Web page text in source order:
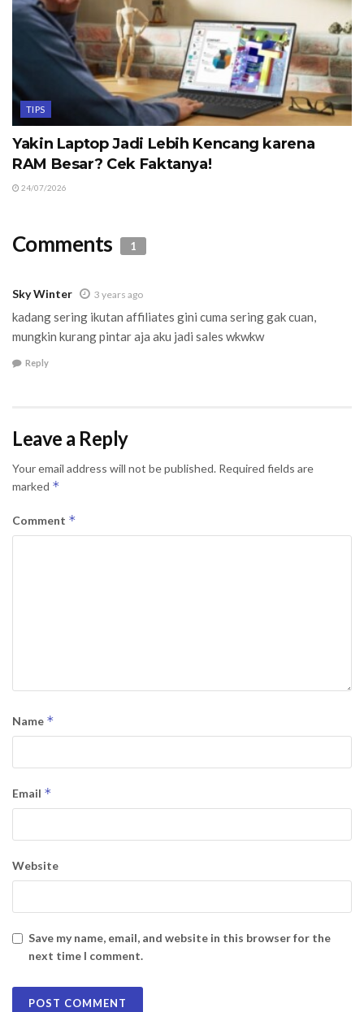
TIPS
Yakin Laptop Jadi Lebih Kencang karena
RAM Besar? Cek Faktanya!
24/07/2026
Comments 1
Sky Winter 3 years ago
kadang sering ikutan affiliates gini cuma sering gak cuan,
mungkin kurang pintar aja aku jadi sales wkwkw
Reply
Leave a Reply
Your email address will not be published. Required fields are
marked *
Comment *
Name *
Email *
Website
Save my name, email, and website in this browser for the
next time I comment.